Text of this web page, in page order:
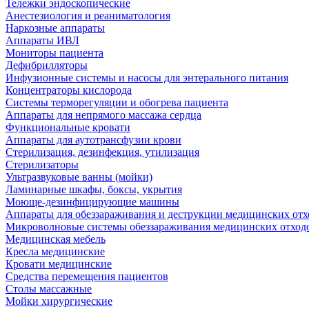
Тележки эндоскопические
Анестезиология и реаниматология
Наркозные аппараты
Аппараты ИВЛ
Мониторы пациента
Дефибрилляторы
Инфузионные системы и насосы для энтерального питания
Концентраторы кислорода
Системы терморегуляции и обогрева пациента
Аппараты для непрямого массажа сердца
Функциональные кровати
Аппараты для аутотрансфузии крови
Стерилизация, дезинфекция, утилизация
Стерилизаторы
Ультразвуковые ванны (мойки)
Ламинарные шкафы, боксы, укрытия
Моюще-дезинфицирующие машины
Аппараты для обеззараживания и деструкции медицинских
Микроволновые системы обеззараживания медицинских
Медицинская мебель
Кресла медицинские
Кровати медицинские
Средства перемещения пациентов
Столы массажные
Мойки хирургические